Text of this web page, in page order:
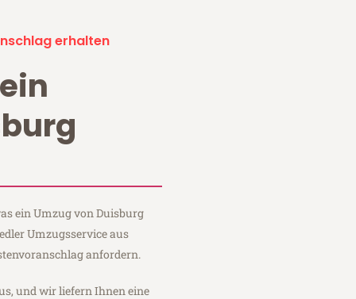
erhalten
ein Umzug von Duisburg
Umzugsservice aus
anfordern.
und wir liefern Ihnen eine